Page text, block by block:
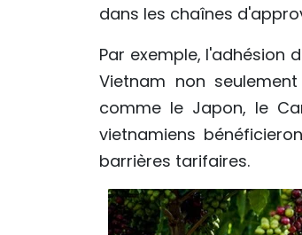
dans les chaînes
Par exemple, l'adhésion
Vietnam non
comme le Japon, le
vietnamiens
barrières tarifaires.